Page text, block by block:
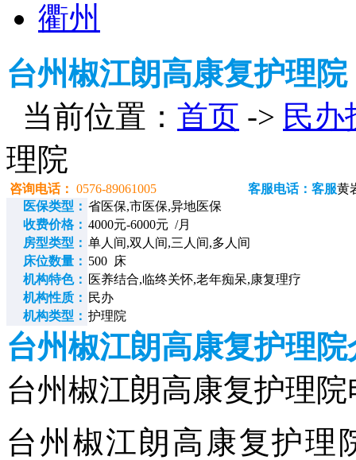
衢州
台州椒江朗高康复护理院
当前位置： 首页 -> 民办
理院
咨询电话： 0576-89061005 客服电话：客服黄
医保类型： 省医保,市医保,异地医保
收费价格： 4000元-6000元 /月
房型类型： 单人间,双人间,三人间,多人间
床位数量： 500 床
机构特色： 医养结合,临终关怀,老年痴呆,康复理疗
机构性质： 民办
机构类型： 护理院
台州椒江朗高康复护理
台州椒江朗高康复护理院
台州椒江朗高康复护理